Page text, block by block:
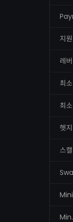
지
레
최
최
헷
스